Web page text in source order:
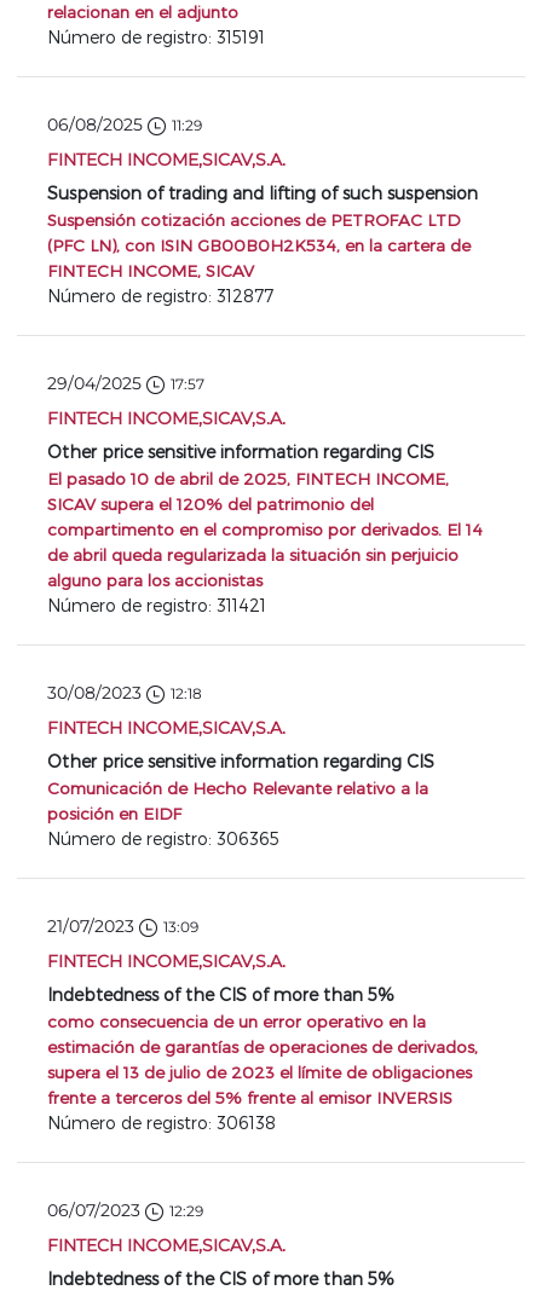
relacionan en el adjunto
Número de registro: 315191
06/08/2025 11:29
FINTECH INCOME,SICAV,S.A.
Suspension of trading and lifting of such suspension
Suspensión cotización acciones de PETROFAC LTD
(PFC LN), con ISIN GB00B0H2K534, en la cartera de
FINTECH INCOME, SICAV
Número de registro: 312877
29/04/2025 17:57
FINTECH INCOME,SICAV,S.A.
Other price sensitive information regarding CIS
El pasado 10 de abril de 2025, FINTECH INCOME,
SICAV supera el 120% del patrimonio del
compartimento en el compromiso por derivados. El 14
de abril queda regularizada la situación sin perjuicio
alguno para los accionistas
Número de registro: 311421
30/08/2023 12:18
FINTECH INCOME,SICAV,S.A.
Other price sensitive information regarding CIS
Comunicación de Hecho Relevante relativo a la
posición en EIDF
Número de registro: 306365
21/07/2023 13:09
FINTECH INCOME,SICAV,S.A.
Indebtedness of the CIS of more than 5%
como consecuencia de un error operativo en la
estimación de garantías de operaciones de derivados,
supera el 13 de julio de 2023 el límite de obligaciones
frente a terceros del 5% frente al emisor INVERSIS
Número de registro: 306138
06/07/2023 12:29
FINTECH INCOME,SICAV,S.A.
Indebtedness of the CIS of more than 5%